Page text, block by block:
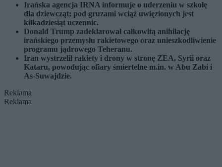
Irańska agencja IRNA informuje o uderzeniu w szkołę
dla dziewcząt; pod gruzami wciąż uwięzionych jest
kilkadziesiąt uczennic.
Donald Trump zadeklarował całkowitą anihilację
irańskiego przemysłu rakietowego oraz unieszkodliwienie
programu jądrowego Teheranu.
Iran wystrzelił rakiety i drony w stronę ZEA, Syrii oraz
Kataru, powodując ofiary śmiertelne m.in. w Abu Zabi i
As-Suwajdzie.
Reklama
Reklama